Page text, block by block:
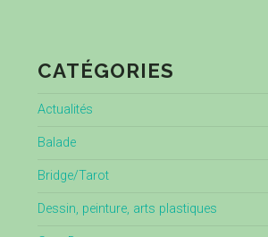
CATÉGORIES
Actualités
Balade
Bridge/Tarot
Dessin, peinture, arts plastiques